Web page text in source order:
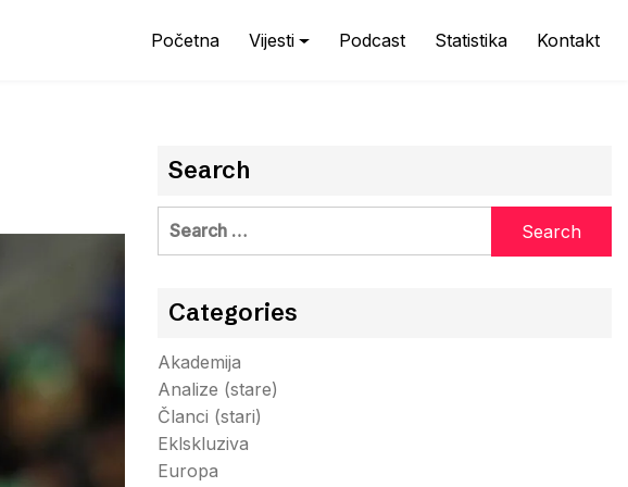
Početna Vijesti Podcast Statistika Kontakt
Search
Search
Categories
Akademija
Analize (stare)
Članci (stari)
Eklskluziva
Europa